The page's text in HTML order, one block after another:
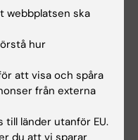
webbplatsen ska
hur
att visa och spåra
från externa
länder utanför EU.
du att vi sparar